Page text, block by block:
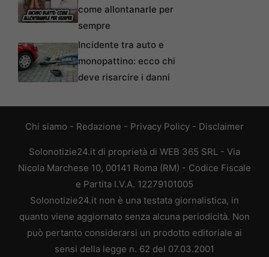
come allontanarle per
sempre
Incidente tra auto e
monopattino: ecco chi
deve risarcire i danni
Chi siamo - Redazione - Privacy Policy - Disclaimer
Solonotizie24.it di proprietà di WEB 365 SRL - Via
Nicola Marchese 10, 00141 Roma (RM) - Codice Fiscale
e Partita I.V.A. 12279101005
Solonotizie24.it non è una testata giornalistica, in
quanto viene aggiornato senza alcuna periodicità. Non
può pertanto considerarsi un prodotto editoriale ai
sensi della legge n. 62 del 07.03.2001